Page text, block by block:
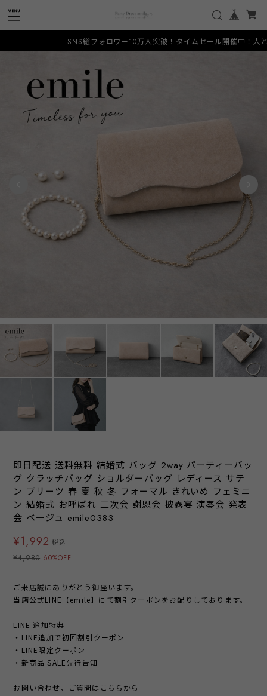
SNS総フォロワー10万人突破！タイムセール開催中！人と被ら
即日配送 送料無料 結婚式 バッグ 2way パーティーバッ
グ クラッチバッグ ショルダーバッグ レディース サテ
ン プリーツ 春 夏 秋 冬 フォーマル きれいめ フェミニ
ン 結婚式 お呼ばれ 二次会 謝恩会 披露宴 演奏会 発表
会 ベージュ emile0383
¥1,992 税込
¥4,980 60%OFF
ご来店誠にありがとう御座います。
当店公式LINE【emile】にて割引クーポンをお配りしております。
LINE 追加特典
・LINE追加で初回割引クーポン
・LINE限定クーポン
・新商品 SALE先行告知
お問い合わせ、ご質問はこちらから